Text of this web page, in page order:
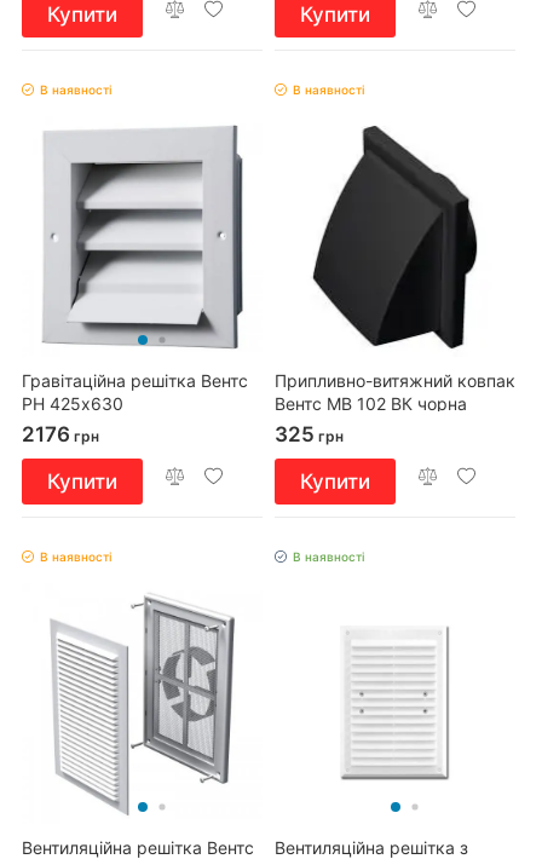
Купити Купити
В наявності
Гравітаційна решітка Вентс
РН 425х630
2176 грн
Купити
В наявності
Припливно-витяжний ковпак
Вентс МВ 102 ВК чорна
325 грн
Купити
В наявності
Вентиляційна решітка Вентс
В наявності
Вентиляційна решітка з